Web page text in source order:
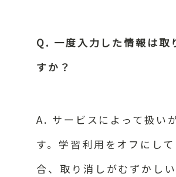
Q. 一度入力した情報は取
すか？
A. サービスによって扱い
す。学習利用をオフにし
合、取り消しがむずかし